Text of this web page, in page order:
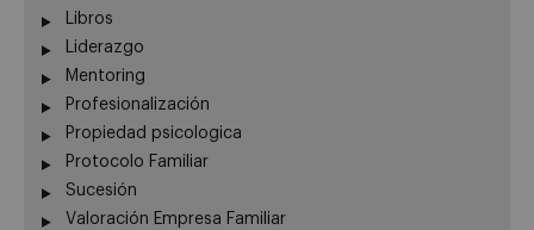
Libros
Liderazgo
Mentoring
Profesionalización
Propiedad psicologica
Protocolo Familiar
Sucesión
Valoración Empresa Familiar